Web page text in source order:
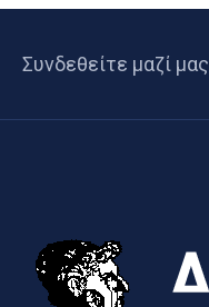
Συνδεθείτε μαζί μας